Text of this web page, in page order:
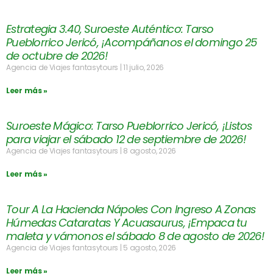
Estrategia 3.40, Suroeste Auténtico: Tarso
Pueblorrico Jericó, ¡Acompáñanos el domingo 25
de octubre de 2026!
Agencia de Viajes fantasytours 11 julio, 2026
Leer más »
Suroeste Mágico: Tarso Pueblorrico Jericó, ¡Listos
para viajar el sábado 12 de septiembre de 2026!
Agencia de Viajes fantasytours 8 agosto, 2026
Leer más »
Tour A La Hacienda Nápoles Con Ingreso A Zonas
Húmedas Cataratas Y Acuasaurus, ¡Empaca tu
maleta y vámonos el sábado 8 de agosto de 2026!
Agencia de Viajes fantasytours 5 agosto, 2026
Leer más »